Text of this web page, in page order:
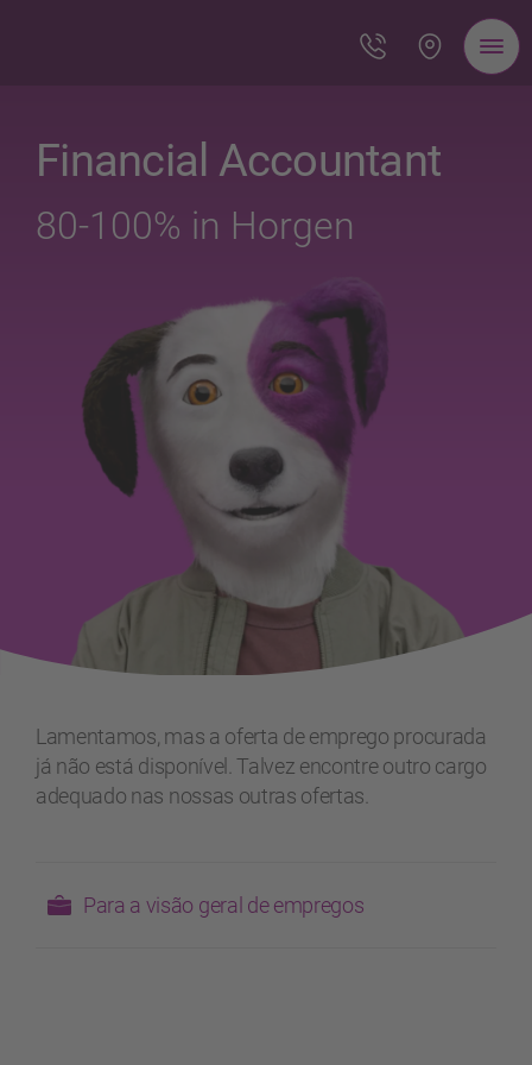
Financial Accountant
80-100% in Horgen
Lamentamos, mas a oferta de emprego procurada
já não está disponível. Talvez encontre outro cargo
adequado nas nossas outras ofertas.
Para a visão geral de empregos